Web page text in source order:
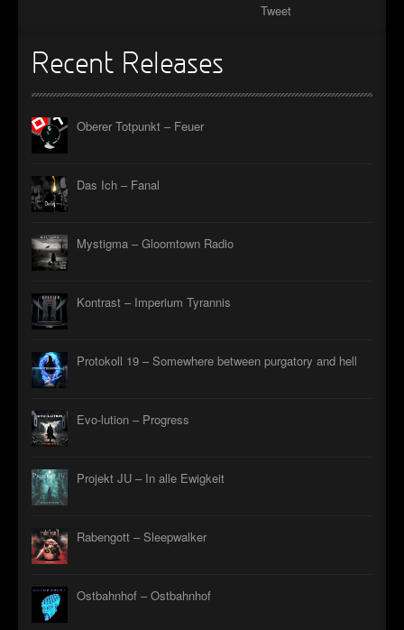
Tweet
Recent Releases
Oberer Totpunkt – Feuer
Das Ich – Fanal
Mystigma – Gloomtown Radio
Kontrast – Imperium Tyrannis
Protokoll 19 – Somewhere between purgatory and hell
Evo-lution – Progress
Projekt JU – In alle Ewigkeit
Rabengott – Sleepwalker
Ostbahnhof – Ostbahnhof